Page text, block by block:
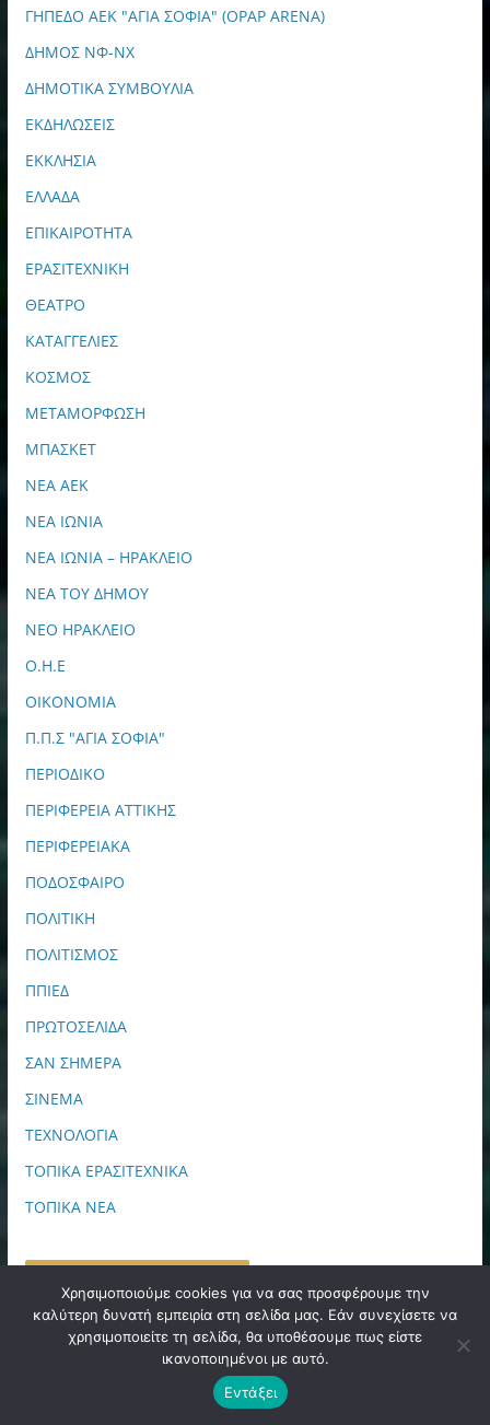
ΓΗΠΕΔΟ ΑΕΚ "ΑΓΙΑ ΣΟΦΙΑ" (OPAP ARENA)
ΔΗΜΟΣ ΝΦ-ΝΧ
ΔΗΜΟΤΙΚΑ ΣΥΜΒΟΥΛΙΑ
ΕΚΔΗΛΩΣΕΙΣ
ΕΚΚΛΗΣΙΑ
ΕΛΛΑΔΑ
ΕΠΙΚΑΙΡΟΤΗΤΑ
ΕΡΑΣΙΤΕΧΝΙΚΗ
ΘΕΑΤΡΟ
ΚΑΤΑΓΓΕΛΙΕΣ
ΚΟΣΜΟΣ
ΜΕΤΑΜΟΡΦΩΣΗ
ΜΠΑΣΚΕΤ
ΝΕΑ ΑΕΚ
ΝΕΑ ΙΩΝΙΑ
ΝΕΑ ΙΩΝΙΑ – ΗΡΑΚΛΕΙΟ
ΝΕΑ ΤΟΥ ΔΗΜΟΥ
ΝΕΟ ΗΡΑΚΛΕΙΟ
Ο.Η.Ε
ΟΙΚΟΝΟΜΙΑ
Π.Π.Σ "ΑΓΙΑ ΣΟΦΙΑ"
ΠΕΡΙΟΔΙΚΟ
ΠΕΡΙΦΕΡΕΙΑ ΑΤΤΙΚΗΣ
ΠΕΡΙΦΕΡΕΙΑΚΑ
ΠΟΔΟΣΦΑΙΡΟ
ΠΟΛΙΤΙΚΗ
ΠΟΛΙΤΙΣΜΟΣ
ΠΠΙΕΔ
ΠΡΩΤΟΣΕΛΙΔΑ
ΣΑΝ ΣΗΜΕΡΑ
ΣΙΝΕΜΑ
ΤΕΧΝΟΛΟΓΙΑ
ΤΟΠΙΚΑ ΕΡΑΣΙΤΕΧΝΙΚΑ
ΤΟΠΙΚΑ ΝΕΑ
Χρησιμοποιούμε cookies για να σας προσφέρουμε την
καλύτερη δυνατή εμπειρία στη σελίδα μας. Εάν συνεχίσετε να
χρησιμοποιείτε τη σελίδα, θα υποθέσουμε πως είστε
ικανοποιημένοι με αυτό.
Εντάξει